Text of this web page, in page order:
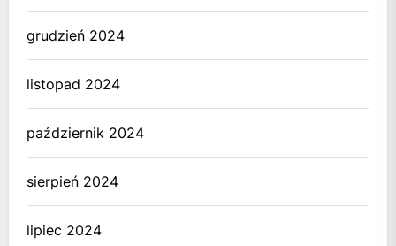
grudzień 2024
listopad 2024
październik 2024
sierpień 2024
lipiec 2024